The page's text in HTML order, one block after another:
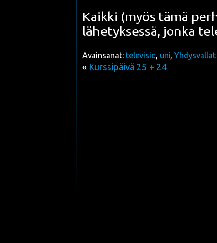
Kaik­ki (myös tämä
lähetyksessä, jon­ka
Avainsanat: televisio uni Yhdysvallat
« Kurssipäivä 25 + 24